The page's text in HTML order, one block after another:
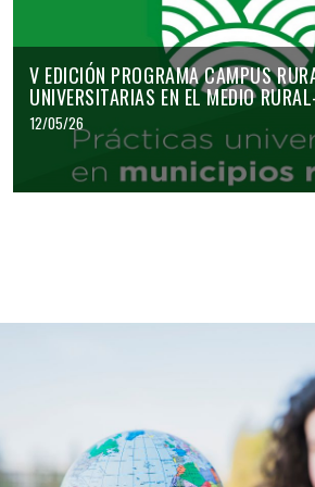
V EDICIÓN PROGRAMA CAMPUS
UNIVERSITARIAS EN EL MEDIO
12/05/26